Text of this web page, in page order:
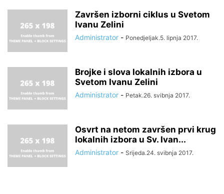
Završen izborni ciklus u Svetom
Ivanu Zelini
Administrator - Ponedjeljak.5. lipnja 2017.
Brojke i slova lokalnih izbora u
Svetom Ivanu Zelini
Administrator - Petak.26. svibnja 2017.
Osvrt na netom završen prvi krug
lokalnih izbora u Sv. Ivan...
Administrator - Srijeda.24. svibnja 2017.